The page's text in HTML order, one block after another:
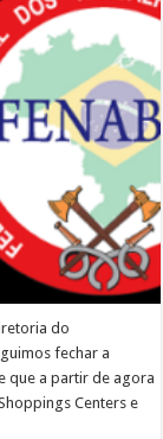
2018
Condomínios
do
fechar a
que a partir de agora
Centers e